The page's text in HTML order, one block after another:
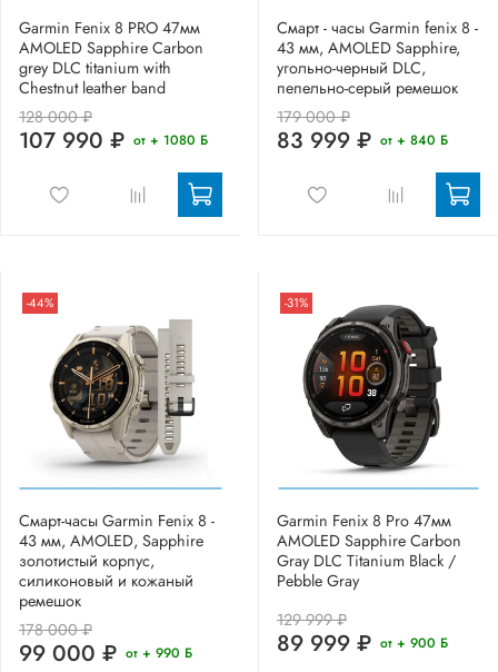
Garmin Fenix 8 PRO 47мм
AMOLED Sapphire Carbon
grey DLC titanium with
Chestnut leather band
128 000 ₽
107 990 ₽ от + 1080 Б
Смарт - часы Garmin fenix 8 -
43 мм, AMOLED Sapphire,
угольно-черный DLC,
пепельно-серый ремешок
179 000 ₽
83 999 ₽ от + 840 Б
-44%
Смарт-часы Garmin Fenix 8 -
43 мм, AMOLED, Sapphire
золотистый корпус,
силиконовый и кожаный
ремешок
178 000 ₽
99 000 ₽ от + 990 Б
-31%
Garmin Fenix 8 Pro 47мм
AMOLED Sapphire Carbon
Gray DLC Titanium Black /
Pebble Gray
129 999 ₽
89 999 ₽ от + 900 Б